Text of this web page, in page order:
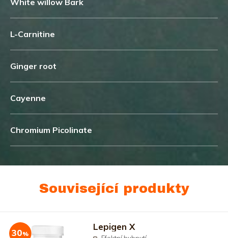
L-Carnitine
Ginger root
Cayenne
Chromium Picolinate
Související produkty
Lepigen X
30%